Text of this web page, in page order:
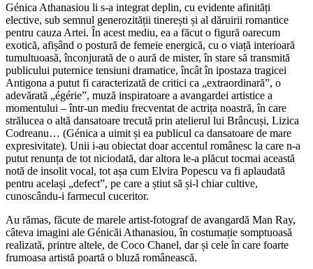
Génica Athanasiou li s-a integrat deplin, cu evidente afinități
elective, sub semnul generozității tinerești și al dăruirii romantice
pentru cauza Artei. În acest mediu, ea a făcut o figură oarecum
exotică, afișând o postură de femeie energică, cu o viață interioară
tumultuoasă, înconjurată de o aură de mister, în stare să transmită
publicului puternice tensiuni dramatice, încât în ipostaza tragicei
Antigona a putut fi caracterizată de critici ca „extraordinară”, o
adevărată „égérie”, muză inspiratoare a avangardei artistice a
momentului – într-un mediu frecventat de actrița noastră, în care
strălucea o altă dansatoare trecută prin atelierul lui Brâncuși, Lizica
Codreanu… (Génica a uimit și ea publicul ca dansatoare de mare
expresivitate). Unii i-au obiectat doar accentul românesc la care n-a
putut renunța de tot niciodată, dar altora le-a plăcut tocmai această
notă de insolit vocal, tot așa cum Elvira Popescu va fi aplaudată
pentru același „defect”, pe care a știut să și-l chiar cultive,
cunoscându-i farmecul cuceritor.
Au rămas, făcute de marele artist-fotograf de avangardă Man Ray,
câteva imagini ale Génicăi Athanasiou, în costumație somptuoasă
realizată, printre altele, de Coco Chanel, dar și cele în care foarte
frumoasa artistă poartă o bluză românească.